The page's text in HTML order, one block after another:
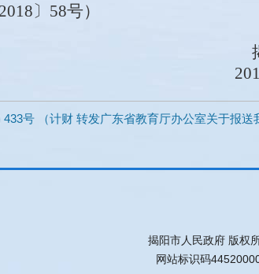
2018〕 58号）
433号 （计财 转发广东省教育厅办公室关于报
揭阳市人民政府 版权
网站标识码